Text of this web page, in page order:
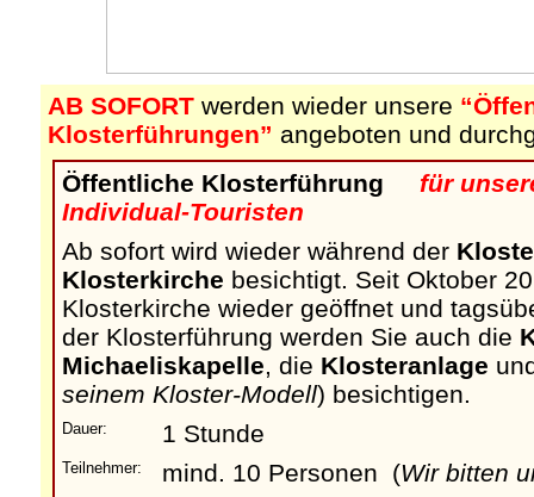
AB SOFORT werden wieder unsere
Klosterführungen” angeboten und
Öffentliche Klosterführung
für
Individual-Touristen
Ab sofort wird wieder während der
Klosterkirche besichtigt. Seit Oktober
Klosterkirche wieder geöffnet und
der Klosterführung werden Sie auch die
Michaeliskapelle, die Klosteranlage
seinem Kloster-Modell) besichtigen.
Dauer: 1 Stunde
Teilnehmer: mind. 10 Personen (Wir bitten